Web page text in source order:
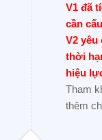
V1 đã
cần
V2 yêu
thời
hiệu
Tham
thêm